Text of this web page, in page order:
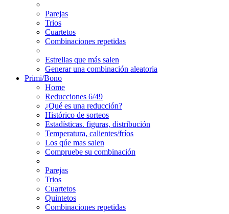
Parejas
Trios
Cuartetos
Combinaciones repetidas
Estrellas que más salen
Generar una combinación aleatoria
Primi/Bono
Home
Reducciones 6/49
¿Qué es una reducción?
Histórico de sorteos
Estadísticas. figuras, distribución
Temperatura, calientes/fríos
Los qúe mas salen
Compruebe su combinación
Parejas
Trios
Cuartetos
Quintetos
Combinaciones repetidas